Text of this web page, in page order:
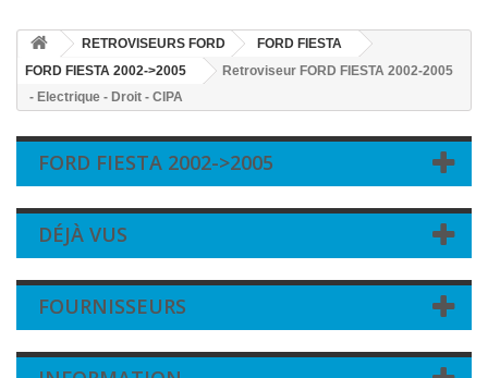
RETROVISEURS FORD
FORD FIESTA
FORD FIESTA 2002->2005
Retroviseur FORD FIESTA 2002-2005
- Electrique - Droit - CIPA
FORD FIESTA 2002->2005
DÉJÀ VUS
FOURNISSEURS